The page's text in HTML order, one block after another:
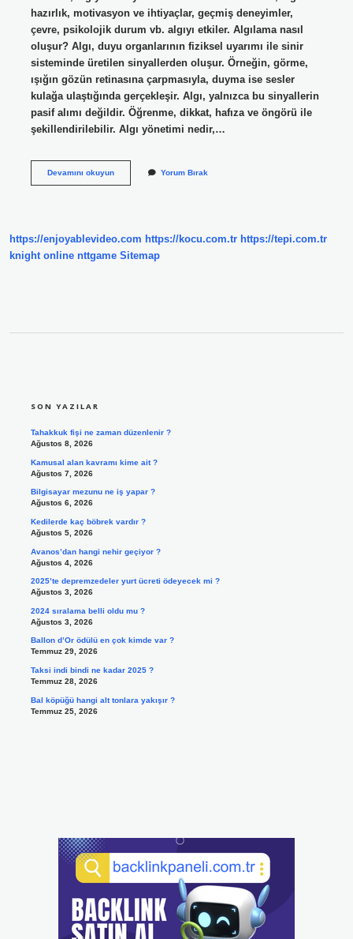
hazırlık, motivasyon ve ihtiyaçlar, geçmiş deneyimler,
çevre, psikolojik durum vb. algıyı etkiler. Algılama nasıl
oluşur? Algı, duyu organlarının fiziksel uyarımı ile sinir
sisteminde üretilen sinyallerden oluşur. Örneğin, görme,
ışığın gözün retinasına çarpmasıyla, duyma ise sesler
kulağa ulaştığında gerçekleşir. Algı, yalnızca bu sinyallerin
pasif alımı değildir. Öğrenme, dikkat, hafıza ve öngörü ile
şekillendirilebilir. Algı yönetimi nedir,…
Devamını okuyunAlgılama
Yorum Bırak
https://enjoyablevideo.com https://kocu.com.tr https://tepi.com.tr
knight online nttgame Sitemap
SON YAZILAR
Tahakkuk fişi ne zaman düzenlenir ?
Ağustos 8, 2026
Kamusal alan kavramı kime ait ?
Ağustos 7, 2026
Bilgisayar mezunu ne iş yapar ?
Ağustos 6, 2026
Kedilerde kaç böbrek vardır ?
Ağustos 5, 2026
Avanos’dan hangi nehir geçiyor ?
Ağustos 4, 2026
2025’te depremzedeler yurt ücreti ödeyecek mi ?
Ağustos 3, 2026
2024 sıralama belli oldu mu ?
Ağustos 3, 2026
Ballon d’Or ödülü en çok kimde var ?
Temmuz 29, 2026
Taksi indi bindi ne kadar 2025 ?
Temmuz 28, 2026
Bal köpüğü hangi alt tonlara yakışır ?
Temmuz 25, 2026